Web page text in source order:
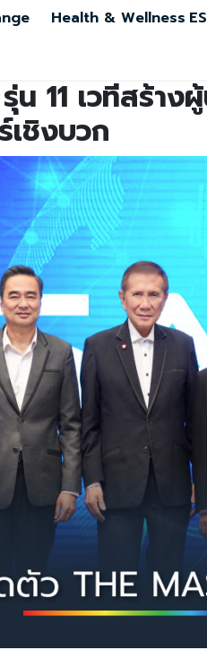
Health & Wellness
น 11 เวทีสร้า
ชิงบวก